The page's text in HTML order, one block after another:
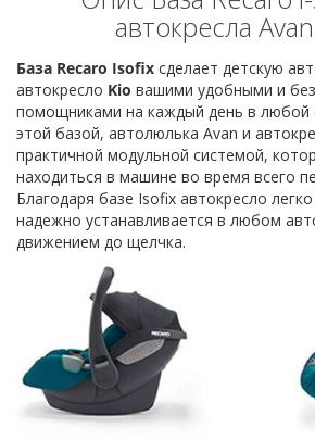
автокресла
База Recaro Isofix сделает детскую
автокресло Kio вашими удобными и
помощниками на каждый день в любой
этой базой, автолюлька Avan и
практичной модульной системой,
находиться в машине во время всего
Благодаря базе Isofix автокресло
надежно устанавливается в любом
движением до щелчка.